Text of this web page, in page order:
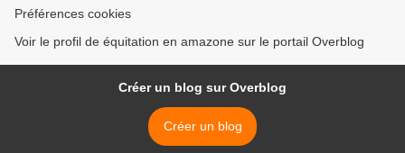
Préférences cookies
Voir le profil de équitation en amazone sur le portail Overblog
Créer un blog sur Overblog
Créer un blog